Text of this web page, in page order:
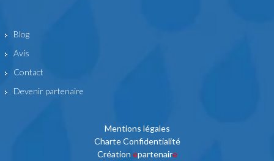
Blog
Avis
Contact
Devenir partenaire
Mentions légales
Charte Confidentialité
Création epartenaire